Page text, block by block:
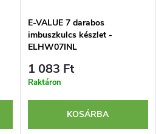
E-VALUE 7 darabos
imbuszkulcs készlet -
ELHW07INL
1 083 Ft
Raktáron
KOSÁRBA